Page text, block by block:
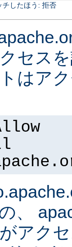
チしたほう: 拒否
セス
はア
、
アク